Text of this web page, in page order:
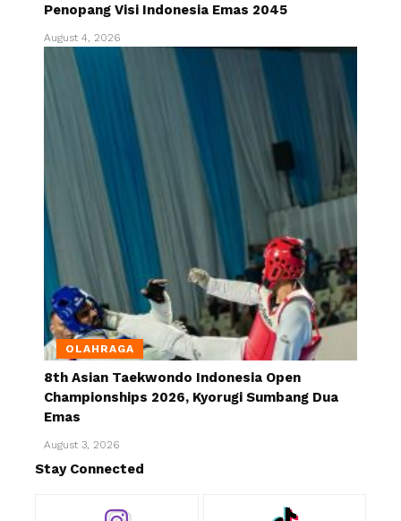
Penopang Visi Indonesia Emas 2045
August 4, 2026
OLAHRAGA
8th Asian Taekwondo Indonesia Open
Championships 2026, Kyorugi Sumbang Dua
Emas
August 3, 2026
Stay Connected